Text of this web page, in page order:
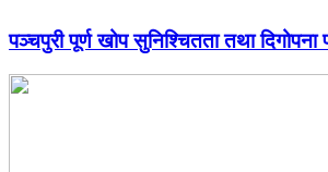
पञ्चपुरी पूर्ण खोप सुनिश्चितता तथा दिगोपना